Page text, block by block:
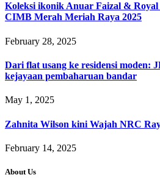
Koleksi ikonik Anuar Faizal &
CIMB Merah Meriah Raya 2025
February 28, 2025
Dari flat usang ke residensi moden:
kejayaan pembaharuan bandar
May 1, 2025
Zahnita Wilson kini Wajah NRC
February 14, 2025
About Us